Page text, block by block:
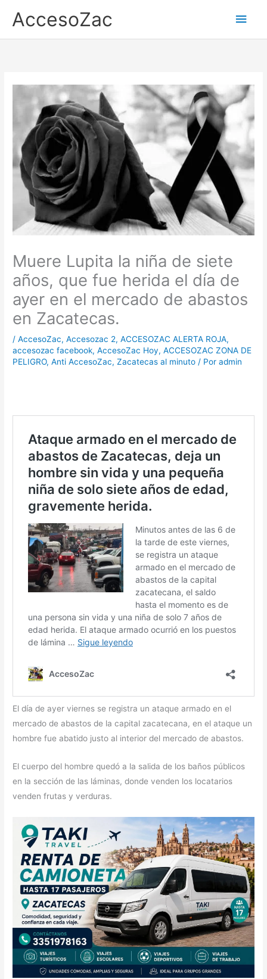
AccesoZac
Muere Lupita la niña de siete
años, que fue herida el día de
ayer en el mercado de abastos
en Zacatecas.
/AccesoZac,Accesozac 2,ACCESOZAC ALERTA ROJA,
accesozac facebook,AccesoZac Hoy,ACCESOZAC ZONA DE
PELIGRO,Anti AccesoZac,Zacatecas al minuto / Poradmin
El día de ayer viernes se registra un ataque armado en el
mercado de abastos de la capital zacatecana, en el ataque un
hombre fue abatido justo al interior del mercado de abastos.
El cuerpo del hombre quedó a la salida de los baños públicos
en la sección de las láminas, donde venden los locatarios
venden frutas y verduras.